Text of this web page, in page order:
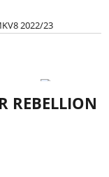
2022/23
REBELLION